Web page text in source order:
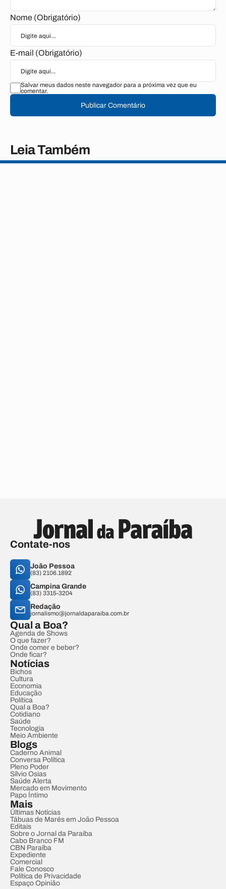
Nome (Obrigatório)
E-mail (Obrigatório)
Salvar meus dados neste navegador para a próxima vez que eu
comentar.
Publicar Comentário
Leia Também
Contate-nos
João Pessoa
(83) 2106.1892
Campina Grande
(83) 3315-3204
Redação
jornalismo@jornaldaparaiba.com.br
Qual a Boa?
Agenda de Shows
O que fazer?
Onde comer e beber?
Onde ficar?
Notícias
Bichos
Cultura
Economia
Educação
Política
Qual a Boa?
Cotidiano
Saúde
Tecnologia
Meio Ambiente
Blogs
Caderno Animal
Conversa Política
Pleno Poder
Sílvio Osias
Saúde Alerta
Mercado em Movimento
Papo Íntimo
Mais
Últimas Notícias
Tábuas de Marés em João Pessoa
Editais
Sobre o Jornal da Paraíba
Cabo Branco FM
CBN Paraíba
Expediente
Comercial
Fale Conosco
Política de Privacidade
Espaço Opinião